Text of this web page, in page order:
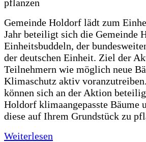
Gemeinde Holdorf lädt zum
Jahr beteiligt sich die Gemeinde
Einheitsbuddeln, der
der deutschen Einheit. Ziel der
Teilnehmern wie möglich neue
Klimaschutz aktiv
können sich an der Aktion
Holdorf klimaangepasste Bäume
diese auf Ihrem Grundstück zu
Weiterlesen